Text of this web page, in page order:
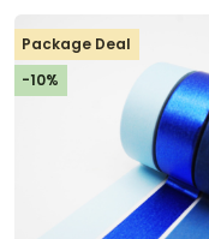
Package Deal
-10%